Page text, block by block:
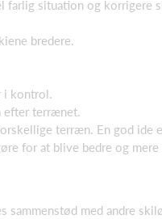
farlig situation og korrigere
bredere.
i kontrol.
efter terrænet.
terræn. En god ide
for at blive bedre og mere
med andre